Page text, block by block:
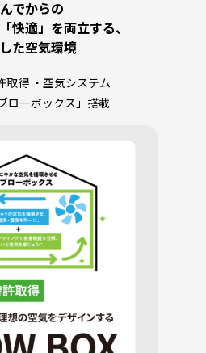
でからの
快適」を両立する、
た空気環境
取得 ・空気システム
ローボックス」搭載